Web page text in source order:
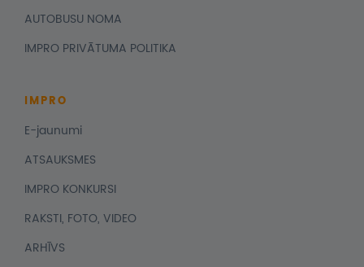
AUTOBUSU NOMA
IMPRO PRIVĀTUMA POLITIKA
IMPRO
E-jaunumi
ATSAUKSMES
IMPRO KONKURSI
RAKSTI, FOTO, VIDEO
ARHĪVS